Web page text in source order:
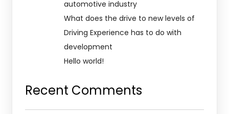
automotive industry
What does the drive to new levels of
Driving Experience has to do with
development
Hello world!
Recent Comments